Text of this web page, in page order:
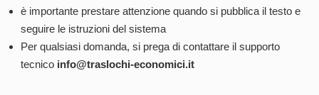
è importante prestare attenzione quando si pubblica il testo e
seguire le istruzioni del sistema
Per qualsiasi domanda, si prega di contattare il supporto
tecnico info@traslochi-economici.it